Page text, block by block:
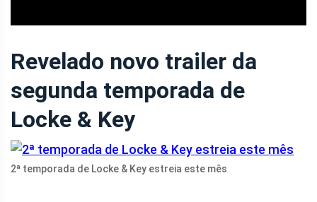
Revelado novo trailer da
segunda temporada de
Locke & Key
2ª temporada de Locke & Key estreia este mês